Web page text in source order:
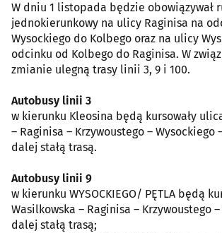
W dniu 1 listopada będzie obowiązywał
jednokierunkowy na ulicy Raginisa na
Wysockiego do Kolbego oraz na ulicy
odcinku od Kolbego do Raginisa. W
zmianie ulegną trasy linii 3, 9 i 100.
Autobusy linii 3
w kierunku Kleosina będą kursowały
– Raginisa – Krzywoustego – Wysockiego
dalej stałą trasą.
Autobusy linii 9
w kierunku WYSOCKIEGO/ PĘTLA będą
Wasilkowska – Raginisa – Krzywoustego
dalej stałą trasą;